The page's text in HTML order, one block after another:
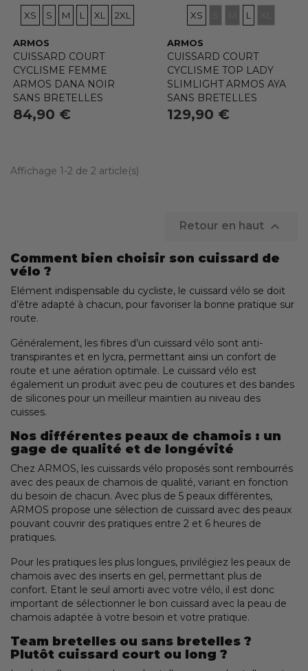
TAILLES
XS
TAILLES
S
TAILLES
M
TAILLES
L
TAILLES
XL
TAILLES
2XL
ARMOS
CUISSARD COURT
CYCLISME FEMME
ARMOS DANA NOIR
SANS BRETELLES
84,90 €
TAILLES
XS
TAILLES
TAILLES
TAILLES
L
TAILLES
ARMOS
CUISSARD COURT
CYCLISME TOP LADY
SLIMLIGHT ARMOS AYA
SANS BRETELLES
129,90 €
Affichage 1-2 de 2 article(s)
Retour en haut 
Comment bien choisir son cuissard de
vélo ?
Elément indispensable du cycliste, le cuissard vélo se doit
d’être adapté à chacun, pour favoriser la bonne pratique sur
route.
Généralement, les fibres d’un cuissard vélo sont anti-
transpirantes et en lycra, permettant ainsi un confort de
route et une aération optimale. Le cuissard vélo est
également un produit avec peu de coutures et des bandes
de silicones pour un meilleur maintien au niveau des
cuisses.
Nos différentes peaux de chamois : un
gage de qualité et de longévité
Chez ARMOS, les cuissards vélo proposés sont rembourrés
avec des peaux de chamois de qualité, variant en fonction
du besoin de chacun. Avec plus de 5 peaux différentes,
ARMOS propose une sélection de cuissard avec des peaux
pouvant couvrir des pratiques entre 2 et 6 heures de
pratiques.
Pour les pratiques les plus longues, privilégiez les peaux de
chamois avec des inserts en gel, permettant plus de
confort. Etant le seul amorti avec votre vélo, il est donc
important de sélectionner le bon cuissard avec la peau de
chamois adaptée à votre besoin et votre pratique.
Team bretelles ou sans bretelles ?
Plutôt cuissard court ou long ?